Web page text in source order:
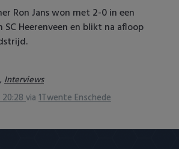
Ron Jans won met 2-0 in een
Heerenveen en blikt na afloop
, Interviews
via 1Twente Enschede